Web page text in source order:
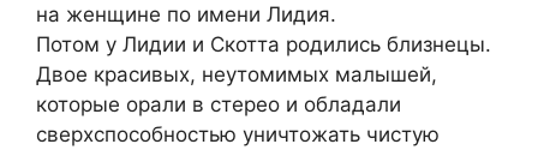
на женщине по имени Лидия.
Потом у Лидии и Скотта родились близнецы.
Двое красивых, неутомимых малышей,
которые орали в стерео и обладали
сверхспособностью уничтожать чистую